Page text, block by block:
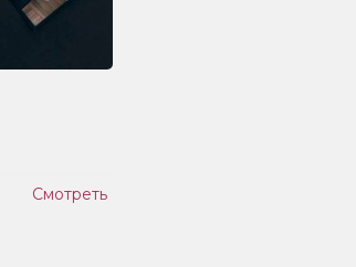
Смотреть